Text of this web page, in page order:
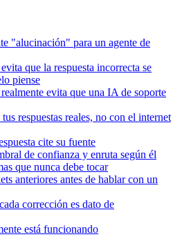
"alucinación" para un agente de
que la respuesta incorrecta se
piense
evita que una IA de soporte
respuestas reales, no con el internet
cite su fuente
de confianza y enruta según él
que nunca debe tocar
anteriores antes de hablar con un
corrección es dato de
está funcionando